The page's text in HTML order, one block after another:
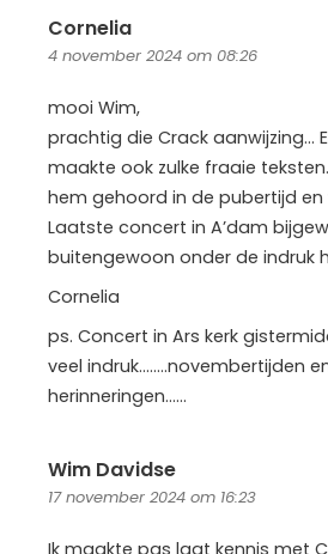
Cornelia
4 november 2024 om 08:26
mooi Wim,
prachtig die Crack aanwijzing…
maakte ook zulke fraaie
hem gehoord in de pubertijd en
Laatste concert in A’dam
buitengewoon onder de indruk
Cornelia
ps. Concert in Ars kerk
veel indruk……..novembertijden
herinneringen……
Wim Davidse
17 november 2024 om 16:23
Ik maakte pas laat kennis met